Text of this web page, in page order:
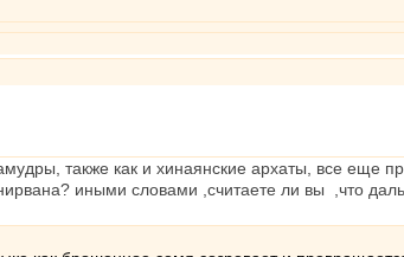
также как и хинаянские архаты, все еще
иными словами ,считаете ли вы ,что